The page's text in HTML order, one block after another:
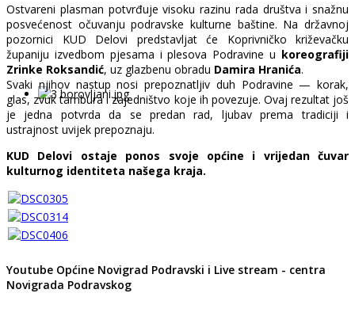
Ostvareni plasman potvrđuje visoku razinu rada društva i snažnu
posvećenost očuvanju podravske kulturne baštine. Na državnoj
pozornici KUD Delovi predstavljat će Koprivničko križevačku
županiju izvedbom pjesama i plesova Podravine u koreografiji
Zrinke Roksandić, uz glazbenu obradu Damira Hranića.
Svaki njihov nastup nosi prepoznatljiv duh Podravine — korak,
glas, zvuk tambura i zajedništvo koje ih povezuje. Ovaj rezultat još
je jedna potvrda da se predan rad, ljubav prema tradiciji i
ustrajnost uvijek prepoznaju.
KUD Delovi ostaje ponos svoje općine i vrijedan čuvar
kulturnog identiteta našega kraja.
Youtube Općine Novigrad Podravski i Live stream - centra
Novigrada Podravskog